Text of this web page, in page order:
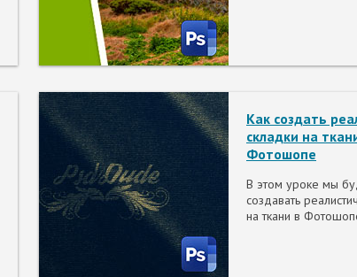
Как создать
складки на
Фотошопе
В этом уроке мы
создавать
на ткани в